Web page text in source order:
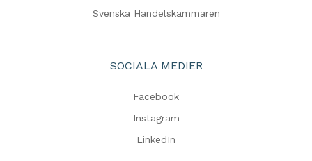
Svenska Handelskammaren
SOCIALA MEDIER
Facebook
Instagram
LinkedIn